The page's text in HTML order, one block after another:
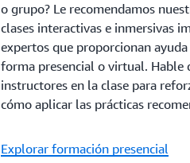
o grupo? Le recomendamos
clases interactivas e inmersivas
expertos que proporcionan
forma presencial o virtual. Hable
instructores en la clase para
cómo aplicar las prácticas
Explorar formación presencial